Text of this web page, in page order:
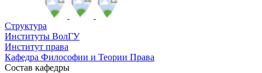
Структура
Институты ВолГУ
Институт права
Кафедра Философии и Теории Права
Состав кафедры